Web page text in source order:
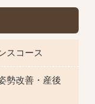
スコース
勢改善・産後